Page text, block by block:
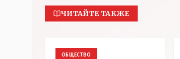
ЧИТАЙТЕ ТАКЖЕ
ОБЩЕСТВО